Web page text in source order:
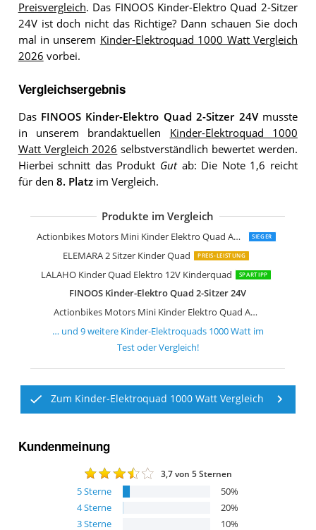
Preisvergleich. Das FINOOS Kinder-Elektro Quad 2-Sitzer
24V ist doch nicht das Richtige? Dann schauen Sie doch
mal in unserem Kinder-Elektroquad 1000 Watt Vergleich
2026 vorbei.
Vergleichsergebnis
Das FINOOS Kinder-Elektro Quad 2-Sitzer 24Vmusste
in unserem brandaktuellen Kinder-Elektroquad 1000
Watt Vergleich 2026 selbstverständlich bewertet werden.
Hierbei schnitt das Produkt Gutab: Die Note 1,6 reicht
für den 8. Platzim Vergleich.
Produkte im Vergleich
Actionbikes Motors Mini Kinder Elektro Quad ATV Cobra 800 Watt 36 V Pocket Quad SIEGER
ELEMARA 2 Sitzer Kinder Quad PREIS-LEISTUNG
LALAHO Kinder Quad Elektro 12V Kinderquad SPARTIPP
FINOOS Kinder-Elektro Quad 2-Sitzer 24V
Actionbikes Motors Mini Kinder Elektro Quad ATV Cobra 800 Watt 36 V Pocket Quad
AIYAPLAY Elektro Quad für Kinder 12V
FINOOS Kinder-Elektroquad 24V
AIYAPLAY Elektro Quad für Kinder
HOMCOM Elektro Quad für Kinder
DREAMADE 12V Elektro Quad
GarveeHome 12V Lila Elektro-Quad
… und 9weitere Kinder-Elektroquads 1000 Wattim
Test oder Vergleich!
Zum Kinder-Elektroquad 1000 Watt Vergleich
Kundenmeinung
3,7von 5 Sternen
5Sterne 50%
4Sterne 20%
3Sterne 10%